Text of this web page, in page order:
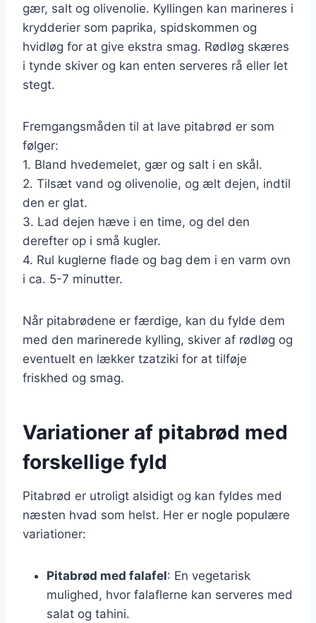
gær, salt og olivenolie. Kyllingen kan marineres i
krydderier som paprika, spidskommen og
hvidløg for at give ekstra smag. Rødløg skæres
i tynde skiver og kan enten serveres rå eller let
stegt.
Fremgangsmåden til at lave pitabrød er som
følger:
1. Bland hvedemelet, gær og salt i en skål.
2. Tilsæt vand og olivenolie, og ælt dejen, indtil
den er glat.
3. Lad dejen hæve i en time, og del den
derefter op i små kugler.
4. Rul kuglerne flade og bag dem i en varm ovn
i ca. 5-7 minutter.
Når pitabrødene er færdige, kan du fylde dem
med den marinerede kylling, skiver af rødløg og
eventuelt en lækker tzatziki for at tilføje
friskhed og smag.
Variationer af pitabrød med
forskellige fyld
Pitabrød er utroligt alsidigt og kan fyldes med
næsten hvad som helst. Her er nogle populære
variationer:
Pitabrød med falafel: En vegetarisk
mulighed, hvor falaflerne kan serveres med
salat og tahini.